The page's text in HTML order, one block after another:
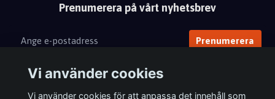
Prenumerera på vårt nyhetsbrev
Prenumerera
Vi använder cookies
Vi använder cookies för att anpassa det innehåll som